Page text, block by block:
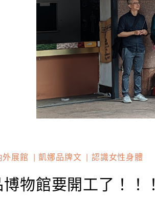
外展館 凱娜品牌文 認識女性身體
物館要開工了！！！